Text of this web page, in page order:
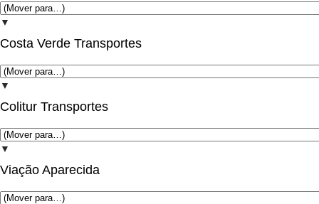
▼
Costa Verde Transportes
▼
Colitur Transportes
▼
Viação Aparecida